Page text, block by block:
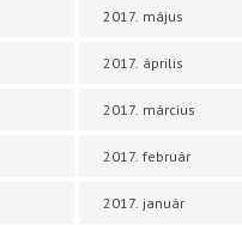
2017. május
2017. április
2017. március
2017. február
2017. január